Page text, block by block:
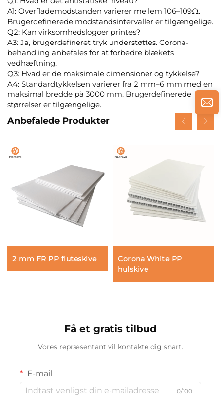
A1: Overflademodstanden varierer mellem 106–109Ω.
Brugerdefinerede modstandsintervaller er tilgængelige.
Q2: Kan virksomhedslogoer printes?
A3: Ja, brugerdefineret tryk understøttes. Corona-
behandling anbefales for at forbedre blækets
vedhæftning.
Q3: Hvad er de maksimale dimensioner og tykkelse?
A4: Standardtykkelsen varierer fra 2 mm–6 mm med en
maksimal bredde på 3000 mm. Brugerdefinerede
størrelser er tilgængelige.
Anbefalede Produkter
2 mm FR PP fluteskive
Corona White PP
hulskive
Få et gratis tilbud
Vores repræsentant vil kontakte dig snart.
E-mail
0/100